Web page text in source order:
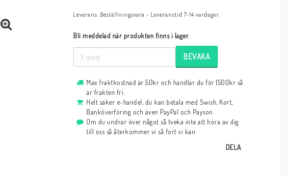
Leverans: Beställningsvara - Leveranstid 7-14 vardagar.
Bli meddelad när produkten finns i lager.
BEVAKA
Max fraktkostnad är 50kr och handlar du för 1500kr så
är frakten fri.
Helt säker e-handel, du kan betala med Swish, Kort,
Banköverföring och även PayPal och Payson.
Om du undrar över något så tveka inte att höra av dig
till oss så återkommer vi så fort vi kan.
DELA